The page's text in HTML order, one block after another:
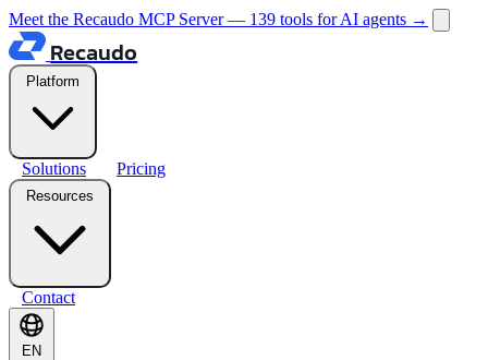
Meet the Recaudo MCP Server — 139 tools for AI agents →
Recaudo
Platform
Solutions Pricing
Resources
Contact
EN